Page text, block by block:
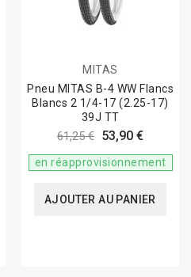
MITAS
Pneu MITAS B-4 WW Flancs
Blancs 2 1/4-17 (2.25-17)
39J TT
61,25 € 53,90 €
en réapprovisionnement
AJOUTER AU PANIER